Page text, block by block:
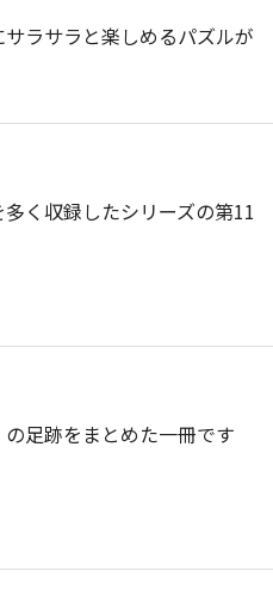
ラサラと楽しめるパズルが
く収録したシリーズの第11
の足跡をまとめた一冊です